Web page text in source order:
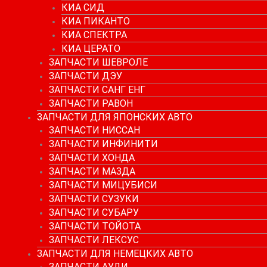
КИА СИД
КИА ПИКАНТО
КИА СПЕКТРА
КИА ЦЕРАТО
ЗАПЧАСТИ ШЕВРОЛЕ
ЗАПЧАСТИ ДЭУ
ЗАПЧАСТИ САНГ ЕНГ
ЗАПЧАСТИ РАВОН
ЗАПЧАСТИ ДЛЯ ЯПОНСКИХ АВТО
ЗАПЧАСТИ НИССАН
ЗАПЧАСТИ ИНФИНИТИ
ЗАПЧАСТИ ХОНДА
ЗАПЧАСТИ МАЗДА
ЗАПЧАСТИ МИЦУБИСИ
ЗАПЧАСТИ СУЗУКИ
ЗАПЧАСТИ СУБАРУ
ЗАПЧАСТИ ТОЙОТА
ЗАПЧАСТИ ЛЕКСУС
ЗАПЧАСТИ ДЛЯ НЕМЕЦКИХ АВТО